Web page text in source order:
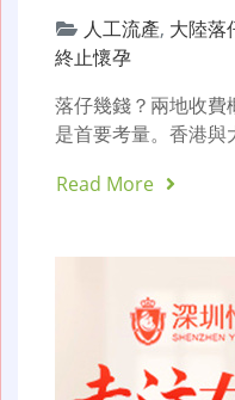
人工流產, 大陸落
終止懷孕
落仔幾錢？兩地收費
是首要考量。香港
Read More